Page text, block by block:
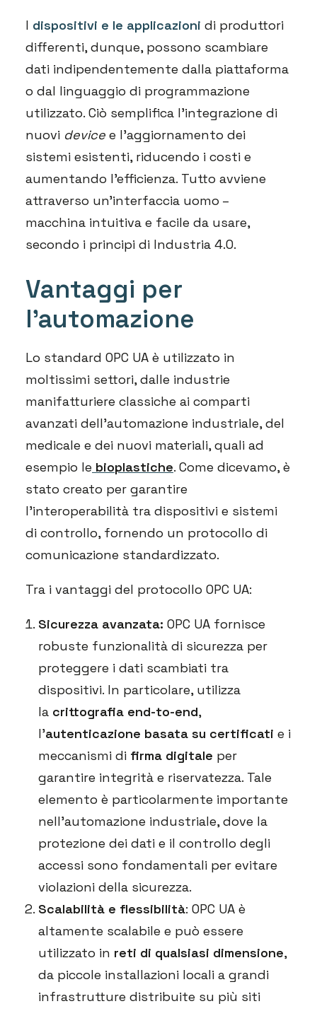
I dispositivi e le applicazioni di produttori
differenti, dunque, possono scambiare
dati indipendentemente dalla piattaforma
o dal linguaggio di programmazione
utilizzato. Ciò semplifica l’integrazione di
nuovi device e l’aggiornamento dei
sistemi esistenti, riducendo i costi e
aumentando l’efficienza. Tutto avviene
attraverso un’interfaccia uomo –
macchina intuitiva e facile da usare,
secondo i principi di Industria 4.0.
Vantaggi per
l’automazione
Lo standard OPC UA è utilizzato in
moltissimi settori, dalle industrie
manifatturiere classiche ai comparti
avanzati dell’automazione industriale, del
medicale e dei nuovi materiali, quali ad
esempio le bioplastiche. Come dicevamo, è
stato creato per garantire
l’interoperabilità tra dispositivi e sistemi
di controllo, fornendo un protocollo di
comunicazione standardizzato.
Tra i vantaggi del protocollo OPC UA:
Sicurezza avanzata: OPC UA fornisce
robuste funzionalità di sicurezza per
proteggere i dati scambiati tra
dispositivi. In particolare, utilizza
la crittografia end-to-end,
l’autenticazione basata su certificati e i
meccanismi di firma digitale per
garantire integrità e riservatezza. Tale
elemento è particolarmente importante
nell’automazione industriale, dove la
protezione dei dati e il controllo degli
accessi sono fondamentali per evitare
violazioni della sicurezza.
Scalabilità e flessibilità: OPC UA è
altamente scalabile e può essere
utilizzato in reti di qualsiasi dimensione,
da piccole installazioni locali a grandi
infrastrutture distribuite su più siti